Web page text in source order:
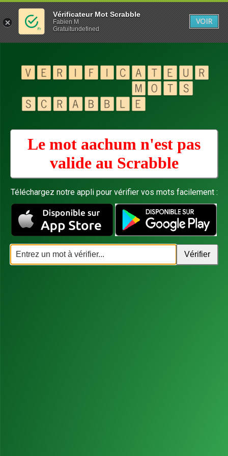
Le mot aachum n'est pas
valide au Scrabble
Téléchargez notre appli pour vérifier vos mots facilement :
Vérificateur Mot Scrabble
Fabien M
Gratuitundefined
VOIR